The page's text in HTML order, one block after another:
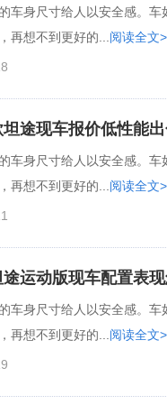
车身尺寸给人以安全感。
再想不到更好的... 阅读全文
坦途现车报价低性能
车身尺寸给人以安全感。
再想不到更好的... 阅读全文
途运动版现车配置表
车身尺寸给人以安全感。
再想不到更好的... 阅读全文